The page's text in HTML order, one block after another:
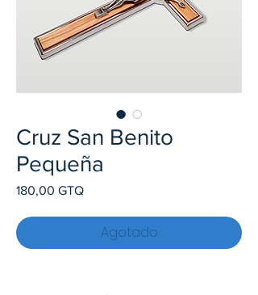
Cruz San Benito
Pequeña
180,00 GTQPrecio
Agotado